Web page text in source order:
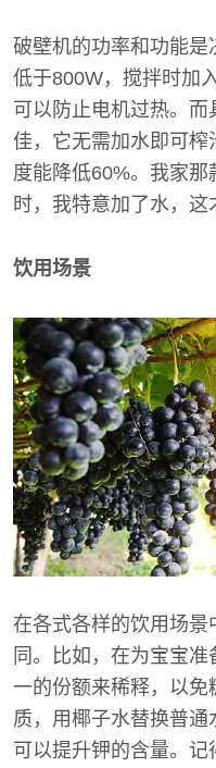
破壁机的功率和功能
低于800W，搅拌时加
可以防止电机过热。
佳，它无需加水即可
度能降低60%。我家
时，我特意加了水，这
饮用场景
在各式各样的饮用场
同。比如，在为宝宝
一的份额来稀释，以
质，用椰子水替换普
可以提升钾的含量。